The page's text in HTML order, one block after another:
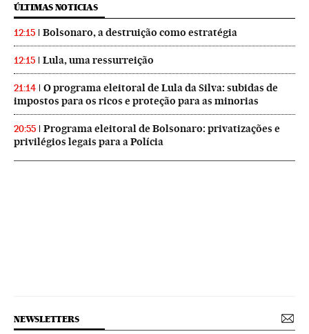
ÚLTIMAS NOTICIAS
12:15 Bolsonaro, a destruição como estratégia
12:15 Lula, uma ressurreição
21:14
O programa eleitoral de Lula da Silva: subidas de
impostos para os ricos e proteção para as minorias
20:55
Programa eleitoral de Bolsonaro: privatizações e
privilégios legais para a Polícia
NEWSLETTERS